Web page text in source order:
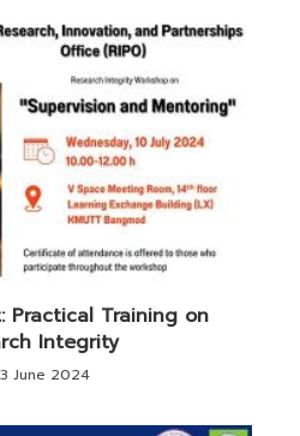
Practical Training on
Integrity
June 2024